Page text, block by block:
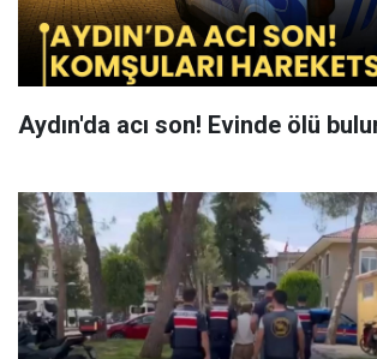
Aydın'da acı son! Evinde ölü